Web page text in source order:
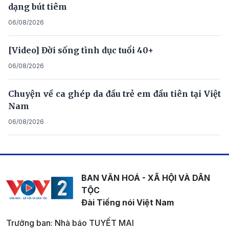
dạng bút tiêm
06/08/2026
[Video] Đời sống tình dục tuổi 40+
06/08/2026
Chuyện về ca ghép da đầu trẻ em đầu tiên tại Việt
Nam
06/08/2026
BAN VĂN HOÁ - XÃ HỘI VÀ DÂN
TỘC
Đài Tiếng nói Việt Nam
Trưởng ban: Nhà báo TUYẾT MAI